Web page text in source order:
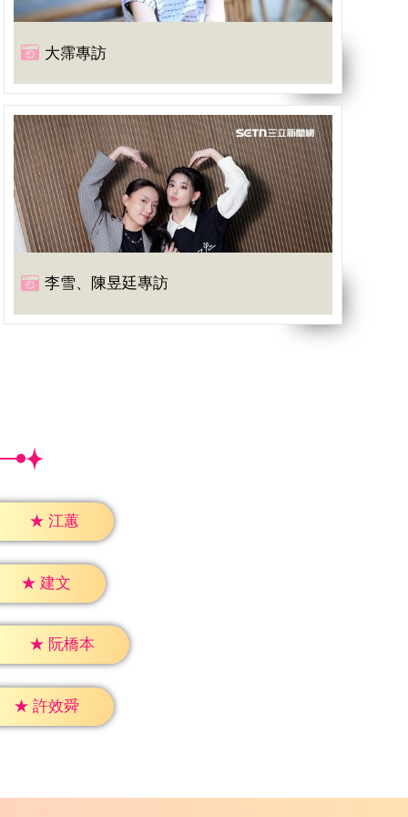
大霈專訪
李雪、陳昱廷專訪
★ 江蕙
★ 建文
★ 阮橋本
★ 許效舜